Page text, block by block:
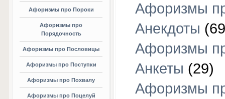
Афоризмы про Пороки
Афоризмы про
Порядочность
Афоризмы про Пословицы
Афоризмы про Поступки
Афоризмы про Похвалу
Афоризмы про Поцелуй
Афоризмы
Анекдоты
Афоризмы
Анкеты (29)
Афоризмы